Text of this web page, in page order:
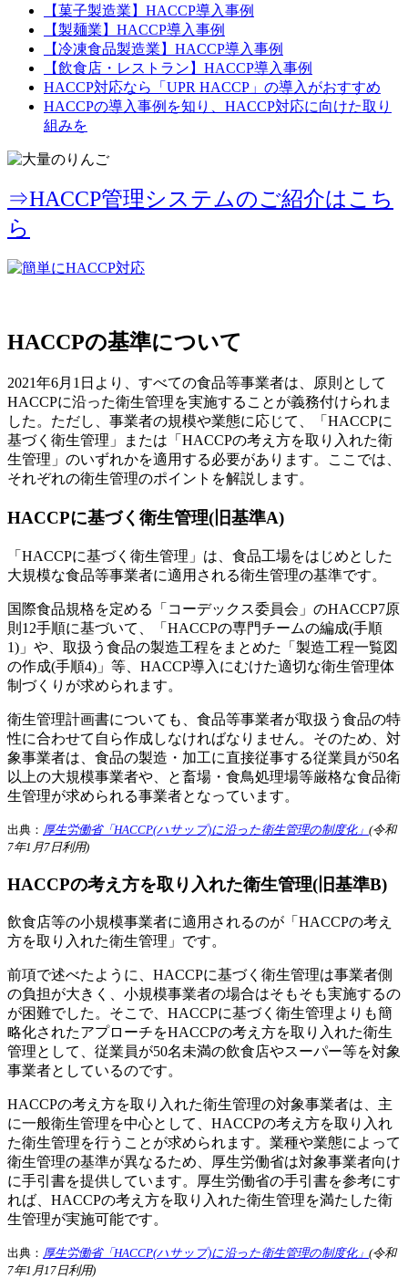
【菓子製造業】HACCP導入事例
【製麺業】HACCP導入事例
【冷凍食品製造業】HACCP導入事例
【飲食店・レストラン】HACCP導入事例
HACCP対応なら「UPR HACCP」の導入がおすすめ
HACCPの導入事例を知り、HACCP対応に向けた取り
組みを
⇒HACCP管理システムのご紹介はこち
ら
HACCPの基準について
2021年6月1日より、すべての食品等事業者は、原則として
HACCPに沿った衛生管理を実施することが義務付けられま
した。ただし、事業者の規模や業態に応じて、「HACCPに
基づく衛生管理」または「HACCPの考え方を取り入れた衛
生管理」のいずれかを適用する必要があります。ここでは、
それぞれの衛生管理のポイントを解説します。
HACCPに基づく衛生管理(旧基準A)
「HACCPに基づく衛生管理」は、食品工場をはじめとした
大規模な食品等事業者に適用される衛生管理の基準です。
国際食品規格を定める「コーデックス委員会」のHACCP7原
則12手順に基づいて、「HACCPの専門チームの編成(手順
1)」や、取扱う食品の製造工程をまとめた「製造工程一覧図
の作成(手順4)」等、HACCP導入にむけた適切な衛生管理体
制づくりが求められます。
衛生管理計画書についても、食品等事業者が取扱う食品の特
性に合わせて自ら作成しなければなりません。そのため、対
象事業者は、食品の製造・加工に直接従事する従業員が50名
以上の大規模事業者や、と畜場・食鳥処理場等厳格な食品衛
生管理が求められる事業者となっています。
出典： 厚生労働省「HACCP(ハサップ)に沿った衛生管理の制度化」 (令和
7年1月7日利用)
HACCPの考え方を取り入れた衛生管理(旧基準B)
飲食店等の小規模事業者に適用されるのが「HACCPの考え
方を取り入れた衛生管理」です。
前項で述べたように、HACCPに基づく衛生管理は事業者側
の負担が大きく、小規模事業者の場合はそもそも実施するの
が困難でした。そこで、HACCPに基づく衛生管理よりも簡
略化されたアプローチをHACCPの考え方を取り入れた衛生
管理として、従業員が50名未満の飲食店やスーパー等を対象
事業者としているのです。
HACCPの考え方を取り入れた衛生管理の対象事業者は、主
に一般衛生管理を中心として、HACCPの考え方を取り入れ
た衛生管理を行うことが求められます。業種や業態によって
衛生管理の基準が異なるため、厚生労働省は対象事業者向け
に手引書を提供しています。厚生労働省の手引書を参考にす
れば、HACCPの考え方を取り入れた衛生管理を満たした衛
生管理が実施可能です。
出典： 厚生労働省「HACCP(ハサップ)に沿った衛生管理の制度化」 (令和
7年1月17日利用)